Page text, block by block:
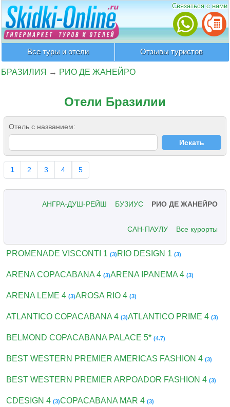
Связаться с нами
Все туры и отели Отзывы туристов
БРАЗИЛИЯ → РИО ДЕ ЖАНЕЙРО
Отели Бразилии
Отель с названием:
1 2 3 4 5
АНГРА-ДУШ-РЕЙШ БУЗИУС РИО ДЕ ЖАНЕЙРО
САН-ПАУЛУ Все курорты
PROMENADE VISCONTI 1(3) RIO DESIGN 1(3)
ARENA COPACABANA 4(3)ARENA IPANEMA 4(3)
ARENA LEME 4(3)AROSA RIO 4(3)
ATLANTICO COPACABANA 4(3)ATLANTICO PRIME 4(3)
BELMOND COPACABANA PALACE 5*(4.7)
BEST WESTERN PREMIER AMERICAS FASHION 4(3)
BEST WESTERN PREMIER ARPOADOR FASHION 4(3)
CDESIGN 4(3)COPACABANA MAR 4(3)